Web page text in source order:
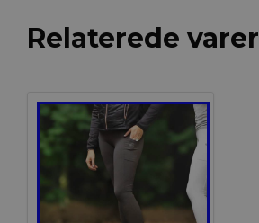
Relaterede varer
Tilbud!